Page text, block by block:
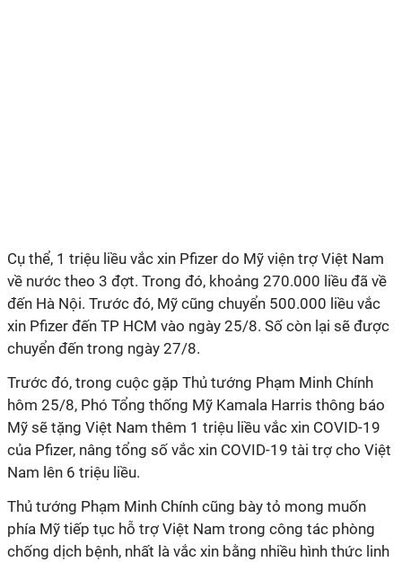
Cụ thể, 1 triệu liều vắc xin Pfizer do Mỹ viện trợ Việt Nam
về nước theo 3 đợt. Trong đó, khoảng 270.000 liều đã về
đến Hà Nội. Trước đó, Mỹ cũng chuyển 500.000 liều vắc
xin Pfizer đến TP HCM vào ngày 25/8. Số còn lại sẽ được
chuyển đến trong ngày 27/8.
Trước đó, trong cuộc gặp Thủ tướng Phạm Minh Chính
hôm 25/8, Phó Tổng thống Mỹ Kamala Harris thông báo
Mỹ sẽ tặng Việt Nam thêm 1 triệu liều vắc xin COVID-19
của Pfizer, nâng tổng số vắc xin COVID-19 tài trợ cho Việt
Nam lên 6 triệu liều.
Thủ tướng Phạm Minh Chính cũng bày tỏ mong muốn
phía Mỹ tiếp tục hỗ trợ Việt Nam trong công tác phòng
chống dịch bệnh, nhất là vắc xin bằng nhiều hình thức linh